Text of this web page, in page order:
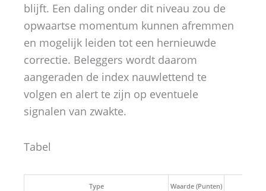
blijft. Een daling onder dit niveau zou de
opwaartse momentum kunnen afremmen
en mogelijk leiden tot een hernieuwde
correctie. Beleggers wordt daarom
aangeraden de index nauwlettend te
volgen en alert te zijn op eventuele
signalen van zwakte.
Tabel
Type Waarde (Punten)